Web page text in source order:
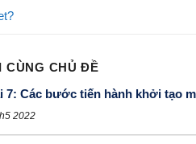
CÙNG CHỦ ĐỀ
7: Các bước tiến hành khởi tạo
2022